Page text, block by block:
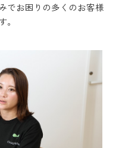
でお困りの多くのお客様